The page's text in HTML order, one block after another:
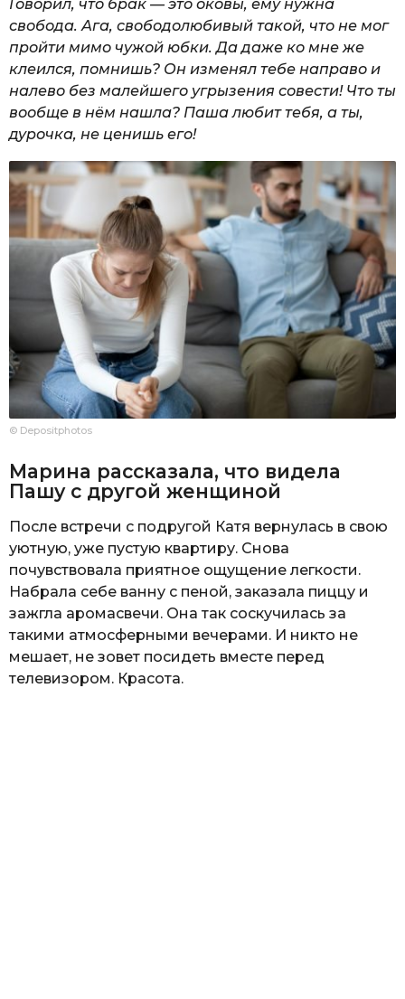
Говорил, что брак — это оковы, ему нужна
свобода. Ага, свободолюбивый такой, что не мог
пройти мимо чужой юбки. Да даже ко мне же
клеился, помнишь? Он изменял тебе направо и
налево без малейшего угрызения совести! Что ты
вообще в нём нашла? Паша любит тебя, а ты,
дурочка, не ценишь его!
© Depositphotos
Марина рассказала, что видела
Пашу с другой женщиной
После встречи с подругой Катя вернулась в свою
уютную, уже пустую квартиру. Снова
почувствовала приятное ощущение легкости.
Набрала себе ванну с пеной, заказала пиццу и
зажгла аромасвечи. Она так соскучилась за
такими атмосферными вечерами. И никто не
мешает, не зовет посидеть вместе перед
телевизором. Красота.